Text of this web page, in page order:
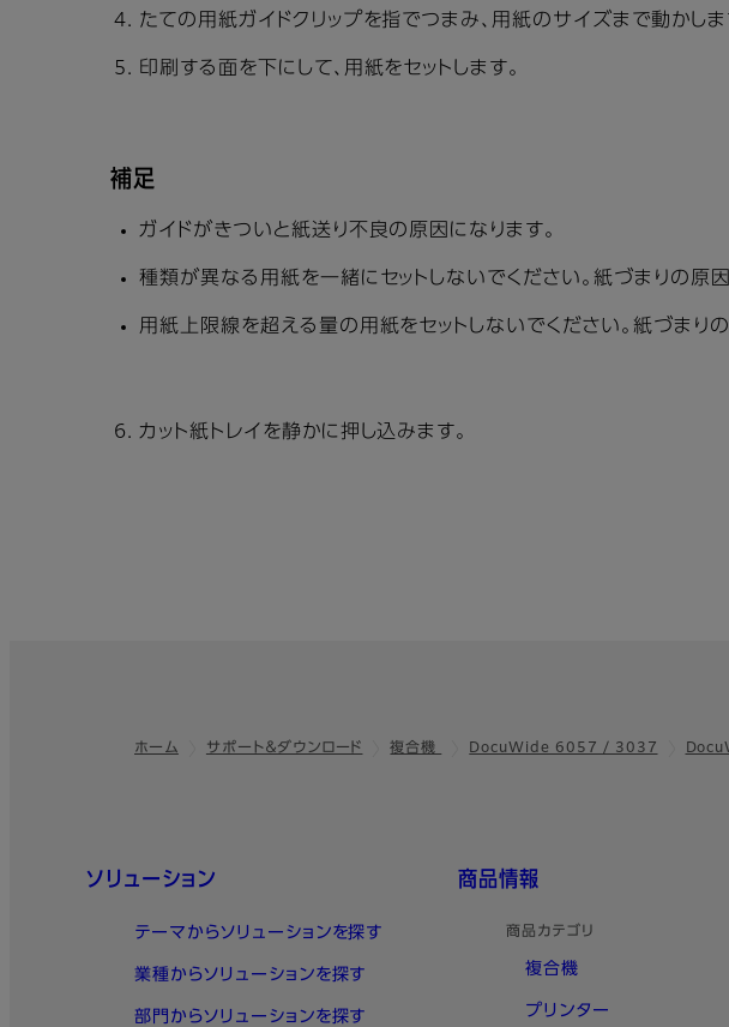
たての用紙ガイドクリップを指でつまみ、用紙のサイズまで動かしま
印刷する面を下にして、用紙をセットします。
補足
ガイドがきついと紙送り不良の原因になります。
種類が異なる用紙を一緒にセットしないでください。紙づまりの原因
用紙上限線を超える量の用紙をセットしないでください。紙づまり
カット紙トレイを静かに押し込みます。
ホーム サポート＆ダウンロード 複合機 DocuWide 6057 / 3037
クイックリンク
ソリューション
テーマからソリューションを探す
業種からソリューションを探す
部門からソリューションを探す
商品情報
商品カテゴリ
複合機
プリンター